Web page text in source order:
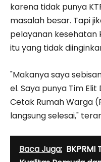
karena tidak punya
masalah besar. Tapi
pelayanan kesehatan
itu yang tidak
"Makanya saya
el. Saya punya Tim
Cetak Rumah Warga
langsung selesai,"
Baca Juga: